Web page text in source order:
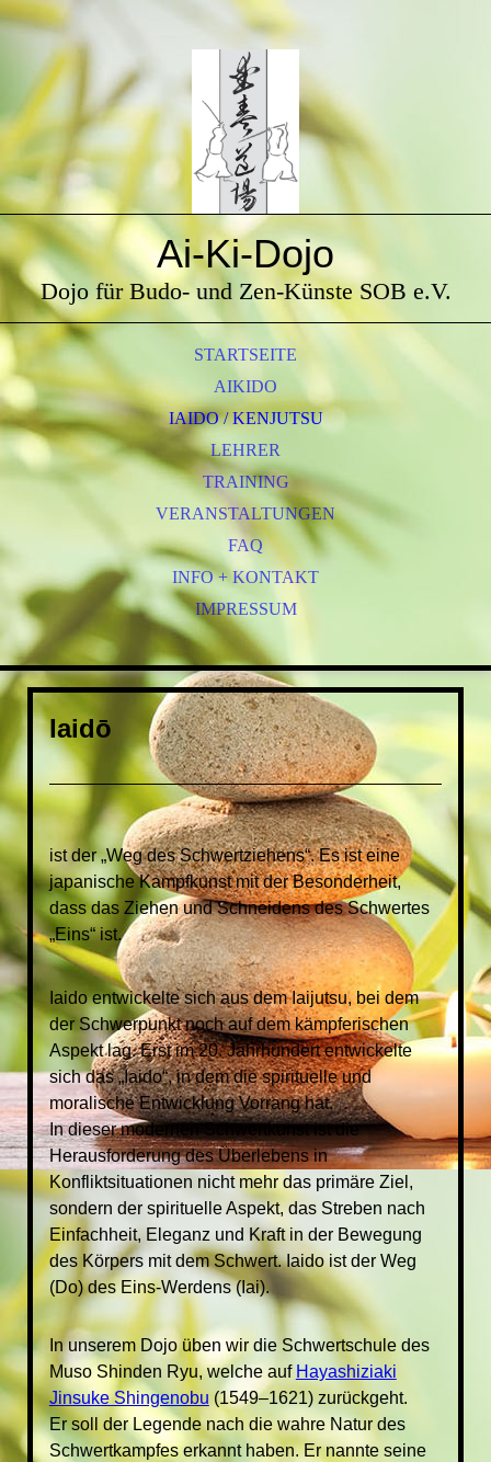
Ai-Ki-Dojo
Dojo für Budo- und Zen-Künste SOB e.V.
STARTSEITE
AIKIDO
IAIDO / KENJUTSU
LEHRER
TRAINING
VERANSTALTUNGEN
FAQ
INFO + KONTAKT
IMPRESSUM
Iaidō
ist der „Weg des Schwertziehens“. Es ist eine
japanische Kampfkunst mit der Besonderheit,
dass das Ziehen und Schneidens des Schwertes
„Eins“ ist.
Iaido entwickelte sich aus dem Iaijutsu, bei dem
der Schwerpunkt noch auf dem kämpferischen
Aspekt lag. Erst im 20. Jahrhundert entwickelte
sich das „Iaido“, in dem die spirituelle und
moralische Entwicklung Vorrang hat.
In dieser modernen Schwertkunst ist die
Herausforderung des Überlebens in
Konfliktsituationen nicht mehr das primäre Ziel,
sondern der spirituelle Aspekt, das Streben nach
Einfachheit, Eleganz und Kraft in der Bewegung
des Körpers mit dem Schwert. Iaido ist der Weg
(Do) des Eins-Werdens (Iai).
In unserem Dojo üben wir die Schwertschule des
Muso Shinden Ryu, welche auf Hayashiziaki
Jinsuke Shingenobu (1549–1621) zurückgeht.
Er soll der Legende nach die wahre Natur des
Schwertkampfes erkannt haben. Er nannte seine